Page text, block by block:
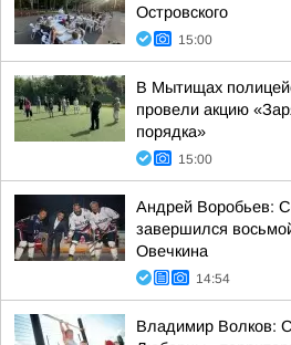
Островского
15:00
В Мытищах
провели акцию
порядка»
15:00
Андрей Воробьев:
завершился
Овечкина
14:54
Владимир Волков: